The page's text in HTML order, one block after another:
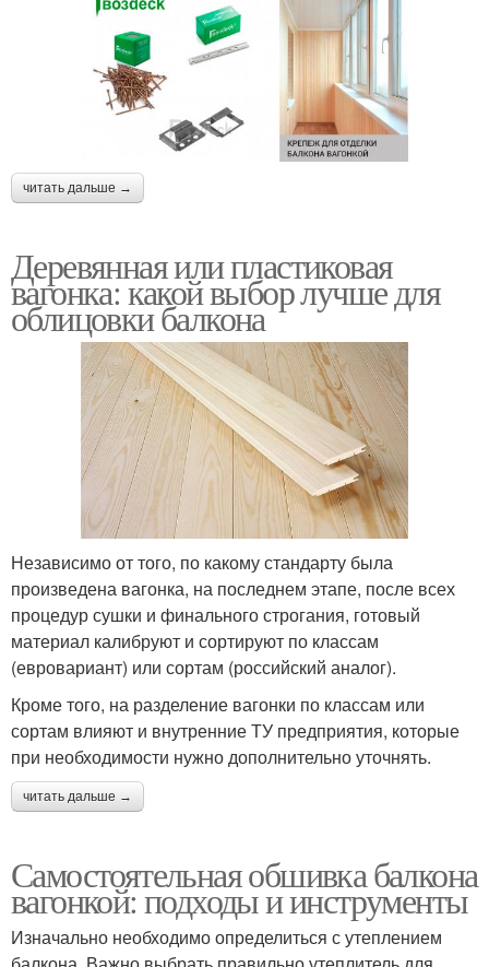
читать дальше →
Деревянная или пластиковая
вагонка: какой выбор лучше для
облицовки балкона
Независимо от того, по какому стандарту была
произведена вагонка, на последнем этапе, после всех
процедур сушки и финального строгания, готовый
материал калибруют и сортируют по классам
(евровариант) или сортам (российский аналог).
Кроме того, на разделение вагонки по классам или
сортам влияют и внутренние ТУ предприятия, которые
при необходимости нужно дополнительно уточнять.
читать дальше →
Самостоятельная обшивка балкона
вагонкой: подходы и инструменты
Изначально необходимо определиться с утеплением